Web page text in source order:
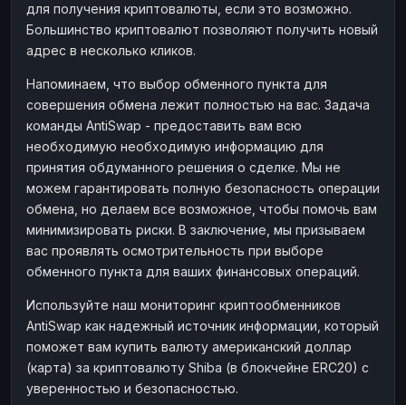
для получения криптовалюты, если это возможно.
Большинство криптовалют позволяют получить новый
адрес в несколько кликов.
Напоминаем, что выбор обменного пункта для
совершения обмена лежит полностью на вас. Задача
команды AntiSwap - предоставить вам всю
необходимую необходимую информацию для
принятия обдуманного решения о сделке. Мы не
можем гарантировать полную безопасность операции
обмена, но делаем все возможное, чтобы помочь вам
минимизировать риски. В заключение, мы призываем
вас проявлять осмотрительность при выборе
обменного пункта для ваших финансовых операций.
Используйте наш мониторинг криптообменников
AntiSwap как надежный источник информации, который
поможет вам купить валюту американский доллар
(карта) за криптовалюту Shiba (в блокчейне ERC20) с
уверенностью и безопасностью.